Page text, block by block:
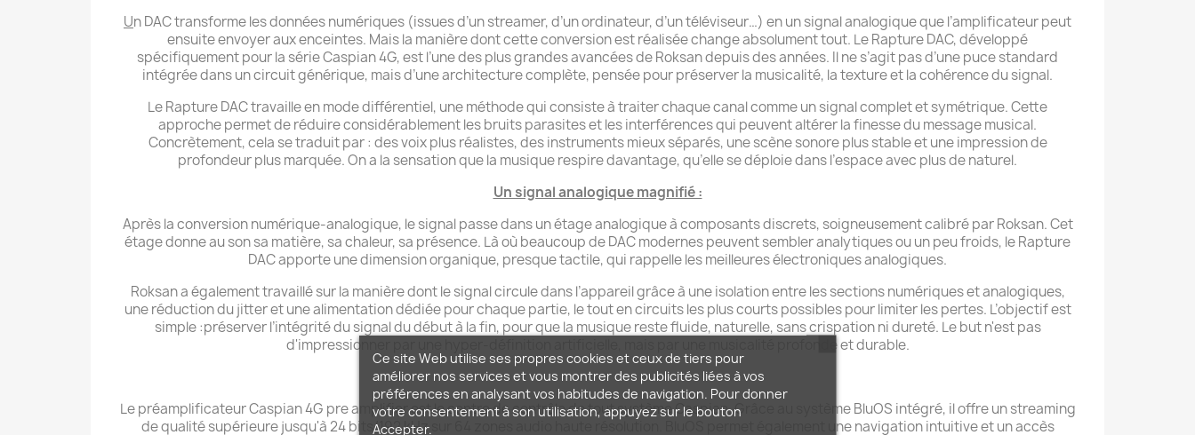
Un DAC transforme les données numériques (issues d’un streamer, d’un ordinateur, d’un téléviseur…) en un signal analogique que l’amplificateur peut
ensuite envoyer aux enceintes. Mais la manière dont cette conversion est réalisée change absolument tout. Le Rapture DAC, développé
spécifiquement pour la série Caspian 4G, est l’une des plus grandes avancées de Roksan depuis des années. Il ne s’agit pas d’une puce standard
intégrée dans un circuit générique, mais d’une architecture complète, pensée pour préserver la musicalité, la texture et la cohérence du signal.
Le Rapture DAC travaille en mode différentiel, une méthode qui consiste à traiter chaque canal comme un signal complet et symétrique. Cette
approche permet de réduire considérablement les bruits parasites et les interférences qui peuvent altérer la finesse du message musical.
Concrètement, cela se traduit par : des voix plus réalistes, des instruments mieux séparés, une scène sonore plus stable et une impression de
profondeur plus marquée. On a la sensation que la musique respire davantage, qu’elle se déploie dans l’espace avec plus de naturel.
Un signal analogique magnifié :
Après la conversion numérique‑analogique, le signal passe dans un étage analogique à composants discrets, soigneusement calibré par Roksan. Cet
étage donne au son sa matière, sa chaleur, sa présence. Là où beaucoup de DAC modernes peuvent sembler analytiques ou un peu froids, le Rapture
DAC apporte une dimension organique, presque tactile, qui rappelle les meilleures électroniques analogiques.
Roksan a également travaillé sur la manière dont le signal circule dans l’appareil grâce à une isolation entre les sections numériques et analogiques,
une réduction du jitter et une alimentation dédiée pour chaque partie, le tout en circuits les plus courts possibles pour limiter les pertes. L’objectif est
simple :préserver l’intégrité du signal du début à la fin, pour que la musique reste fluide, naturelle, sans crispation ni dureté. Le but n'est pas
d'impressionner par une hyper‑définition artificielle, mais par une musicalité profonde et durable.
Le préamplificateur Caspian 4G pre amplifier est le centre de contrôle de tout système Caspian. Grâce au système BluOS intégré, il offre un streaming
de qualité supérieure jusqu'à 24 bits/192 kHz sur 64 zones audio haute résolution. BluOS permet également une navigation intuitive et un accès
Ce site Web utilise ses propres cookies et ceux de tiers pour
améliorer nos services et vous montrer des publicités liées à vos
préférences en analysant vos habitudes de navigation. Pour donner
votre consentement à son utilisation, appuyez sur le bouton
Accepter.